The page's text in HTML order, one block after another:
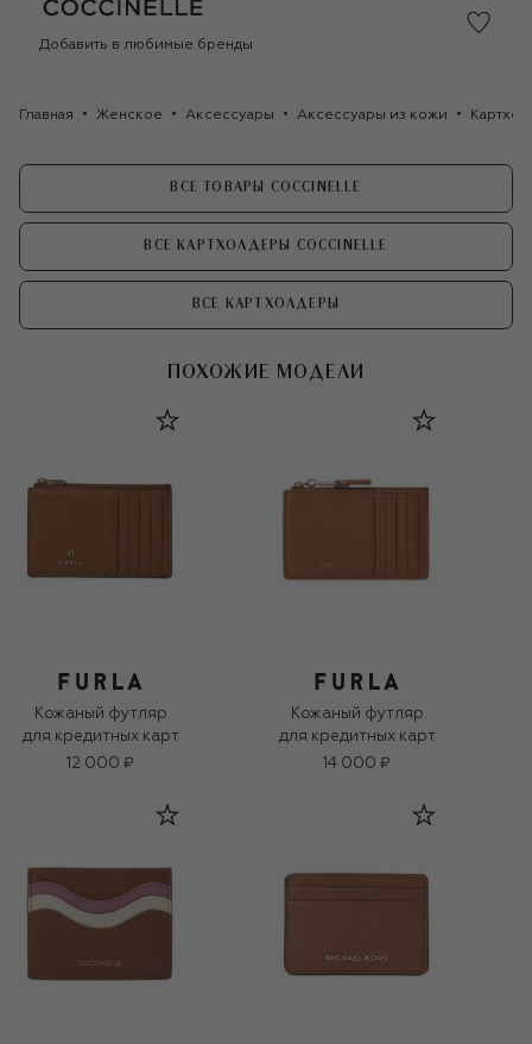
Добавить в любимые бренды
Главная Женское Аксессуары Аксессуары из кожи
ВСЕ ТОВАРЫ COCCINELLE
ВСЕ КАРТХОЛДЕРЫ COCCINELLE
ВСЕ КАРТХОЛДЕРЫ
ПОХОЖИЕ МОДЕЛИ
Кожаный футляр
для кредитных карт
12 000 ₽
Кожаный футляр
для кредитных карт
14 000 ₽